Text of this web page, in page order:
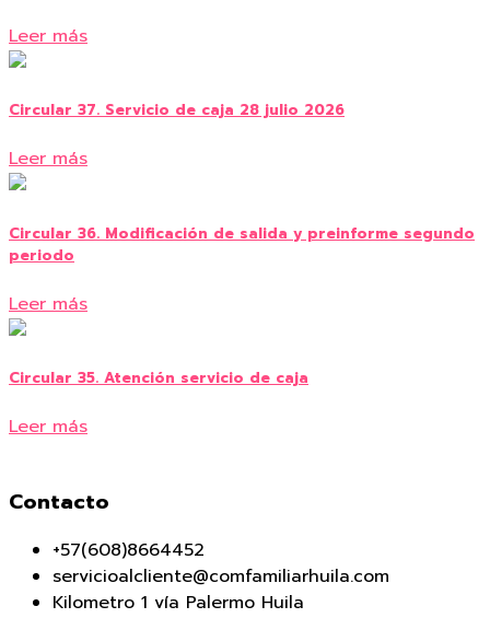
Leer más
Circular 37. Servicio de caja 28 julio 2026
Leer más
Circular 36. Modificación de salida y preinforme segundo
periodo
Leer más
Circular 35. Atención servicio de caja
Leer más
Contacto
+57(608)8664452
servicioalcliente@comfamiliarhuila.com
Kilometro 1 vía Palermo Huila